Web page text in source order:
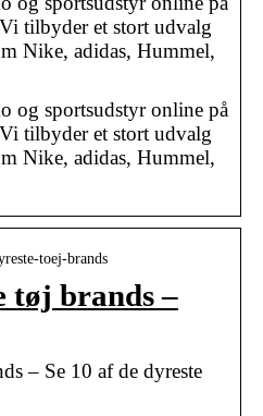
tilbyder et stort udvalg
Nike, adidas, Hummel,
og sportsudstyr online på
tilbyder et stort udvalg
Nike, adidas, Hummel,
toej-brands
tøj brands –
– Se 10 af de dyreste